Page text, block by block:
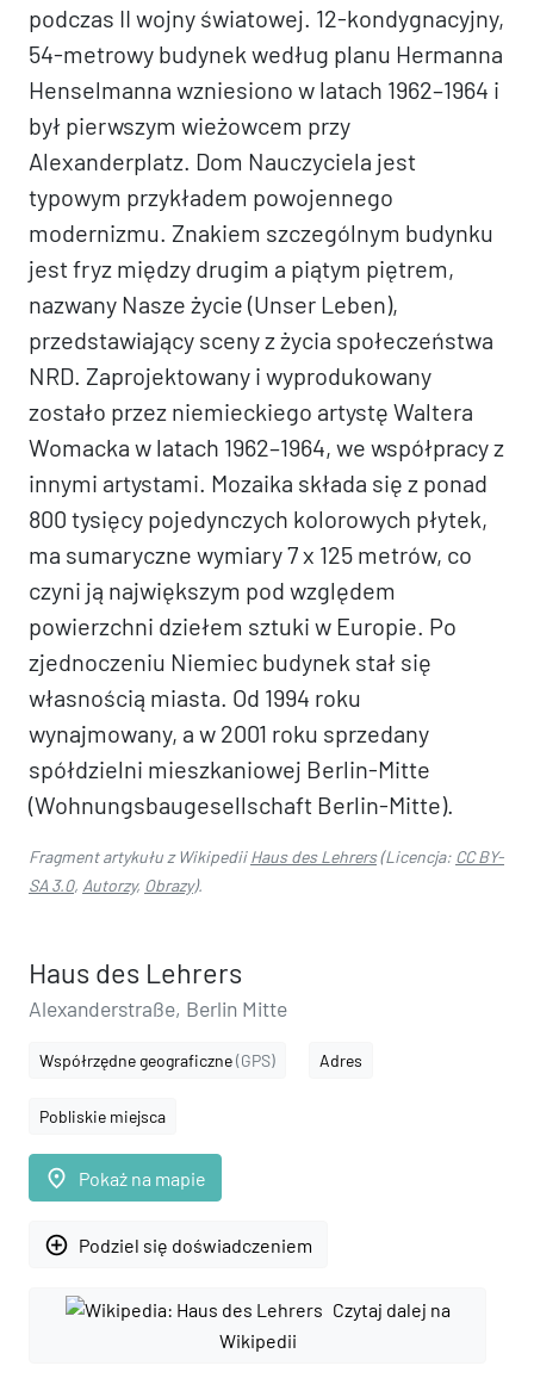
podczas II wojny światowej. 12-kondygnacyjny,
54-metrowy budynek według planu Hermanna
Henselmanna wzniesiono w latach 1962–1964 i
był pierwszym wieżowcem przy
Alexanderplatz. Dom Nauczyciela jest
typowym przykładem powojennego
modernizmu. Znakiem szczególnym budynku
jest fryz między drugim a piątym piętrem,
nazwany Nasze życie (Unser Leben),
przedstawiający sceny z życia społeczeństwa
NRD. Zaprojektowany i wyprodukowany
zostało przez niemieckiego artystę Waltera
Womacka w latach 1962–1964, we współpracy z
innymi artystami. Mozaika składa się z ponad
800 tysięcy pojedynczych kolorowych płytek,
ma sumaryczne wymiary 7 x 125 metrów, co
czyni ją największym pod względem
powierzchni dziełem sztuki w Europie. Po
zjednoczeniu Niemiec budynek stał się
własnością miasta. Od 1994 roku
wynajmowany, a w 2001 roku sprzedany
spółdzielni mieszkaniowej Berlin-Mitte
(Wohnungsbaugesellschaft Berlin-Mitte).
Fragment artykułu z WikipediiHaus des Lehrers(Licencja: CC BY-
SA 3.0, Autorzy, Obrazy).
Haus des Lehrers
Alexanderstraße, Berlin Mitte
Współrzędne geograficzne(GPS) Adres
Pobliskie miejsca
place Pokaż na mapie
add_circle_outline Podziel się doświadczeniem
Czytaj dalej na
Wikipedii